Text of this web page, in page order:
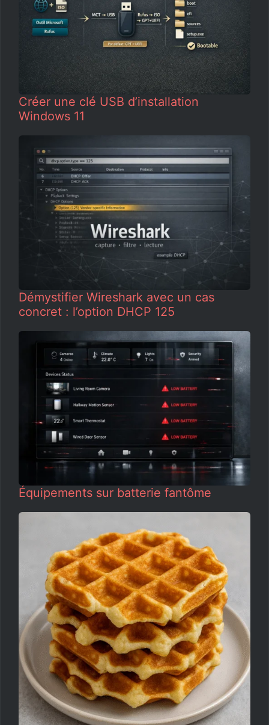
Créer une clé USB d’installation
Windows 11
Démystifier Wireshark avec un cas
concret : l’option DHCP 125
Équipements sur batterie fantôme